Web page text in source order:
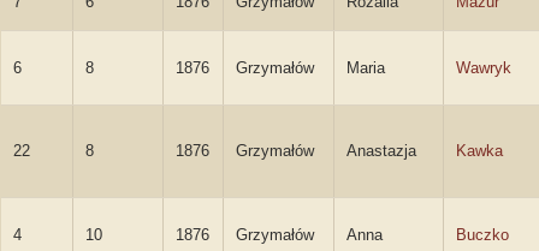
6 8 1876 Grzymałów Maria Wawryk
22 8 1876 Grzymałów Anastazja Kawka
4 10 1876 Grzymałów Anna Buczko